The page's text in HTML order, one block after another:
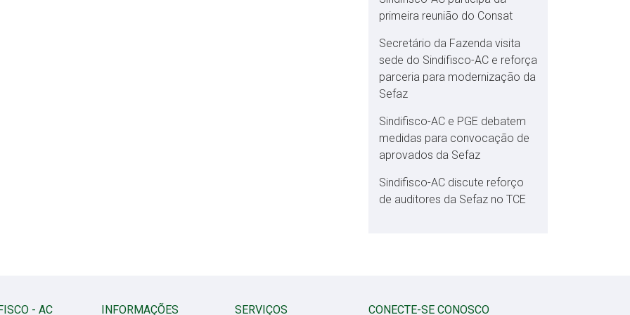
primeira reunião do Consat
Secretário da Fazenda visita
sede do Sindifisco-AC e reforça
parceria para modernização da
Sefaz
Sindifisco-AC e PGE debatem
medidas para convocação de
aprovados da Sefaz
Sindifisco-AC discute reforço
de auditores da Sefaz no TCE
- AC INFORMAÇÕES SERVIÇOS CONECTE-SE CONOSCO